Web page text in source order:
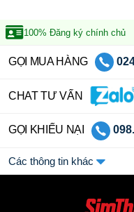
100% Đăng ký chính chủ
GỌI MUA HÀNG
CHAT TƯ VẤN
GỌI KHIẾU NẠI
Các thông tin khác